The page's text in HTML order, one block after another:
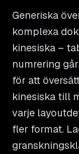
Generiska
komplexa
kinesiska –
numrering
för att
kinesiska till
varje
fler format.